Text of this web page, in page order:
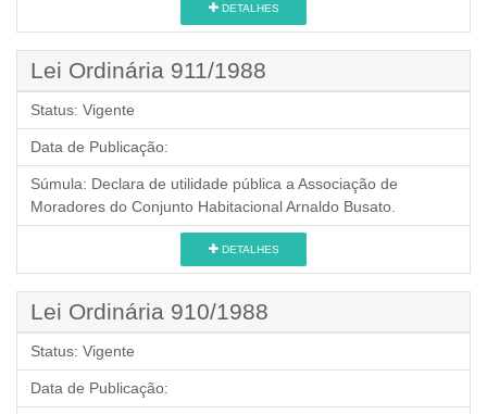
DETALHES
Lei Ordinária 911/1988
Status: Vigente
Data de Publicação:
Súmula: Declara de utilidade pública a Associação de
Moradores do Conjunto Habitacional Arnaldo Busato.
DETALHES
Lei Ordinária 910/1988
Status: Vigente
Data de Publicação: